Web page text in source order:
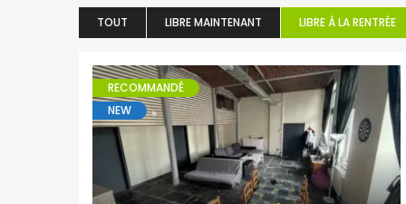
TOUT LIBRE MAINTENANT LIBRE À LA RENTRÉE
RECOMMANDÉ
NEW